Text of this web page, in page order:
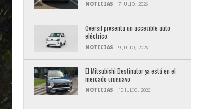
NOTICIAS 7 JULIO, 2026
Oversil presenta un accesible auto
eléctrico
NOTICIAS 9 JULIO, 2026
El Mitsubishi Destinator ya está en el
mercado uruguayo
NOTICIAS 10 JULIO, 2026